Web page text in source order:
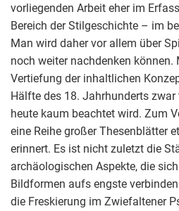
vorliegenden Arbeit eher im
Bereich der Stilgeschichte – im
Man wird daher vor allem über
noch weiter nachdenken
Vertiefung der inhaltlichen
Hälfte des 18. Jahrhunderts
heute kaum beachtet wird. Zum
eine Reihe großer Thesenblätter
erinnert. Es ist nicht zuletzt die
archäologischen Aspekte, die
Bildformen aufs engste
die Freskierung im Zwiefaltener